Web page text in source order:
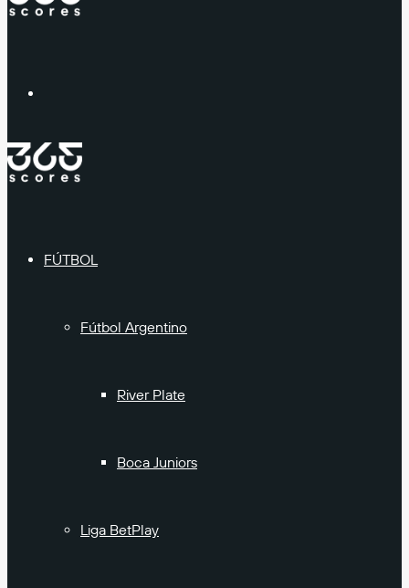
FÚTBOL
Fútbol Argentino
River Plate
Boca Juniors
Liga BetPlay